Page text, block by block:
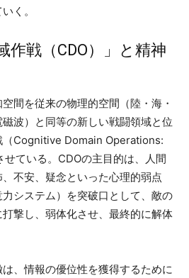
く。
作戦（CDO）」と精神
間を従来の物理的空間（陸・海・
波）と同等の新しい戦闘領域と位
（Cognitive Domain Operations:
せている。CDOの主目的は、人間
不安、疑念といった心理的弱点
力システム）を突破口として、敵の
打撃し、弱体化させ、最終的に解体
、情報の優位性を獲得するために